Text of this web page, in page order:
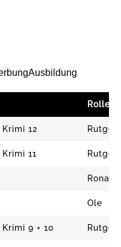
Ausbildung
Rolle
12 Rutger
11 Rutger
Ronald
Ole
9 + 10 Rutger